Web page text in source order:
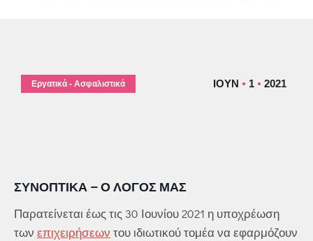
ΙΟΎΝ 1 2021
Εργατικά - Ασφαλιστικά
ΣΥΝΟΠΤΙΚΆ – Ο ΛΌΓΟΣ ΜΑΣ
Παρατείνεται έως τις 30 Ιουνίου 2021 η υποχρέωση
των επιχειρήσεων του ιδιωτικού τομέα να εφαρμόζουν